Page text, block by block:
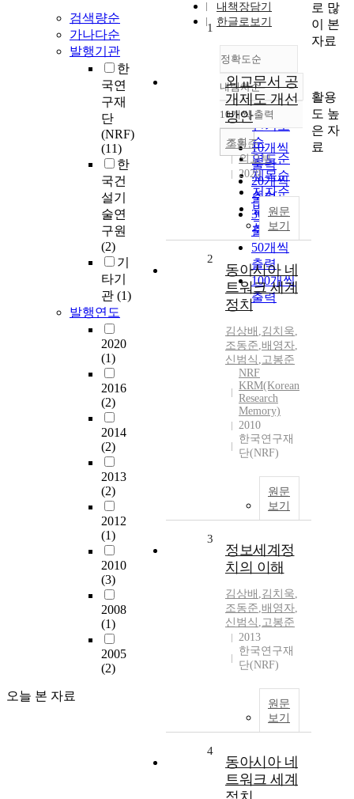
검색량순
가나다순
발행기관
한
국연
구재
단
(NRF)
(11)
한
국건
설기
술연
구원
(2)
기
타기
관 (1)
발행연도
2020
(1)
2016
(2)
2014
(2)
2013
(2)
2012
(1)
2010
(3)
2008
(1)
2005
(2)
오늘 본 자료
내책장담기
한글로보기
정확도순
정확도
순
인기도
순
연도순
제목순
저자순
발행기
관순
내림차순
내림차순
10개씩 출력
10개씩
출력
20개씩
출력
30개씩
출력
50개씩
출력
100개씩
출력
조회
1
외교문서 공
개제도 개선
방안
조동준
외교부
2020
원문
보기
2
동아시아 네
트워크 세계
정치
김상배 ,김치욱,
조동준,배영자,
신범식 ,고봉준
NRF
KRM(Korean
Research
Memory)
2010
한국연구재
단(NRF)
원문
보기
3
정보세계정
치의 이해
김상배 ,김치욱,
조동준,배영자,
신범식 ,고봉준
2013
한국연구재
단(NRF)
원문
보기
4
동아시아 네
트워크 세계
로 많
이 본
자료
활용
도 높
은 자
료